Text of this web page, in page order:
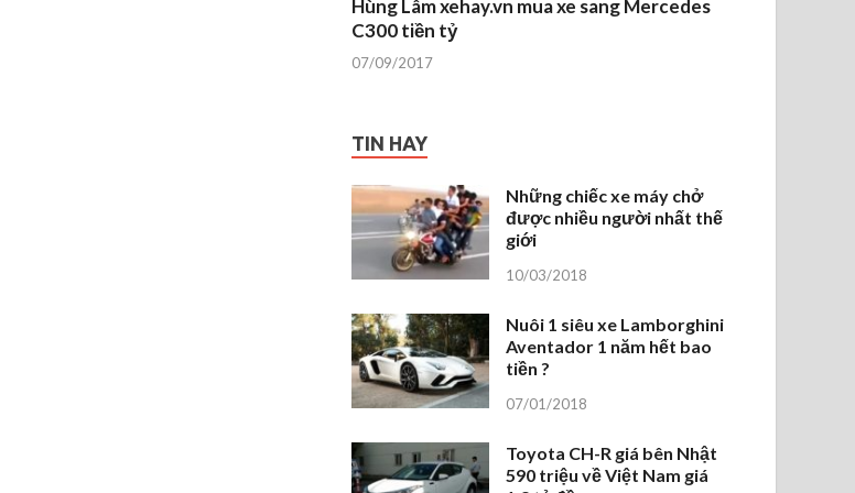
Hùng Lâm xehay.vn mua xe sang Mercedes
C300 tiền tỷ
07/09/2017
TIN HAY
Những chiếc xe máy chở
được nhiều người nhất thế
giới
10/03/2018
Nuôi 1 siêu xe Lamborghini
Aventador 1 năm hết bao
tiền ?
07/01/2018
Toyota CH-R giá bên Nhật
590 triệu về Việt Nam giá